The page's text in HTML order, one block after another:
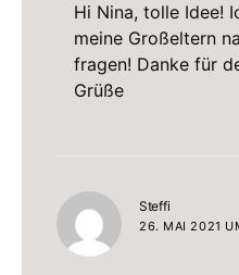
Hi Nina, tolle Idee!
meine Großeltern
fragen! Danke für
Grüße
Steffi
26. MAI 2021